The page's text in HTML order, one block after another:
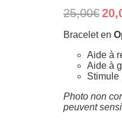
25,00€
price
was:
Bracelet en
Aide à
Aide à
Stimule
Photo non
peuvent